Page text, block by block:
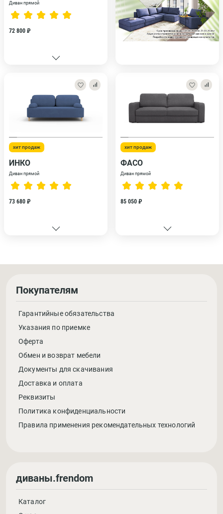
Диван прямой
72 800 ₽
хит продаж
ИНКО
Диван прямой
73 680 ₽
хит продаж
ФАСО
Диван прямой
85 050 ₽
Покупателям
Гарантийные обязательства
Указания по приемке
Оферта
Обмен и возврат мебели
Документы для скачивания
Доставка и оплата
Реквизиты
Политика конфиденциальности
Правила применения рекомендательных технологий
диваны.frendom
Каталог